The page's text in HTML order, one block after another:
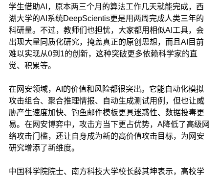
学生借助AI，原本两三个月的算法工作几天就能完成，西
湖大学的AI系统DeepScientis更是用两周完成人类三年的
科研量。不过，教师们也担忧，大家都用相似AI工具，会
出现大量同质化研究，掩盖真正的原创思想，而且AI目前
难以实现从0到1的创新，这种突破更多依赖科学家的直
觉、积累等。
在网安领域，AI的价值和风险都很突出。它能自动化模拟
攻击组合、聚合推理情报、自动生成测试用例，但也让威
胁产生速度加快、钓鱼邮件模板更具迷惑性、数据投毒更
易。在网安博弈中，攻击方当下更占优势，A降低了高级网
络攻击门槛，还让自身成为新的高价值攻击目标，为网安
研究增添了新维度。
中国科学院院士、南方科技大学校长薛其坤表示，高校学